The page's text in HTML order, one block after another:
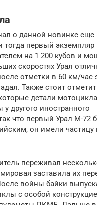
о данной новинке еще
тогда первый экземпляр
на 1 200 кубов и
скоростях Урал
отметки в 60 км/час
Также стоит
детали
другого иностранного
что первый Урал M-72
он имели частицу
переживал
заставила их
войны байки
с особой